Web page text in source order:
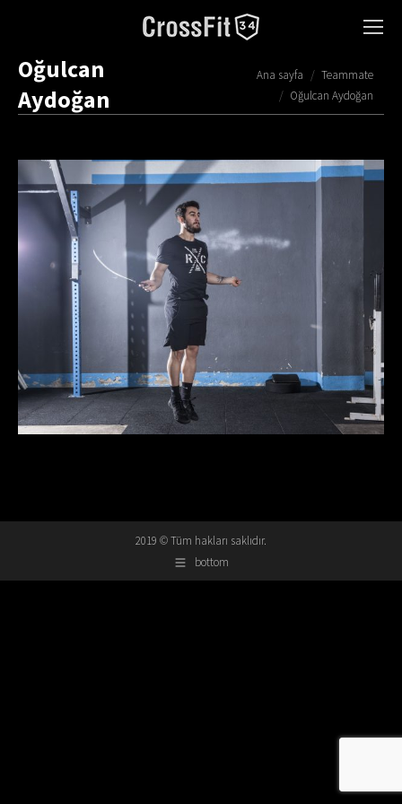
Oğulcan
Aydoğan
Ana sayfa
Teammate
Oğulcan Aydoğan
2019 © Tüm hakları saklıdır.
bottom